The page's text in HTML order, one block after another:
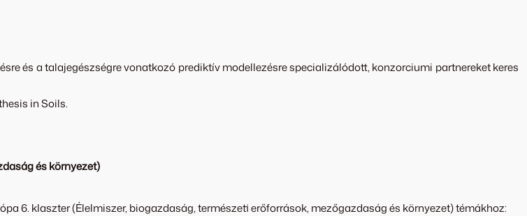
és a talajegészségre vonatkozó prediktív modellezésre specializálódott, konzorciumi partnereket keres
in Soils.
és környezet)
6. klaszter (Élelmiszer, biogazdaság, természeti erőforrások, mezőgazdaság és környezet) témákhoz: